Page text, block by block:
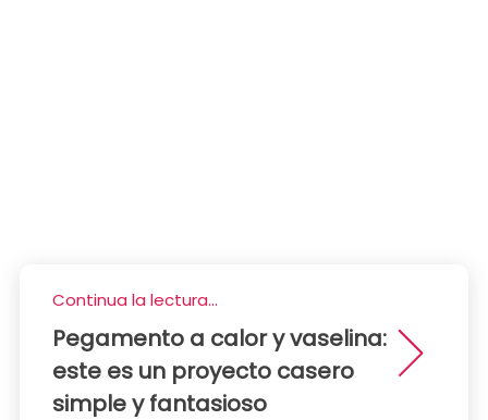
Continua la lectura...
Pegamento a calor y vaselina:
este es un proyecto casero
simple y fantasioso